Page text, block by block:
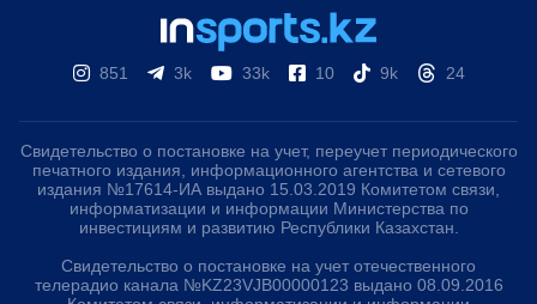
851 3k 33k 10 9k 24
Свидетельство о постановке на учет, переучет периодического
печатного издания, информационного агентства и сетевого
издания №17614-ИА выдано 15.03.2019 Комитетом связи,
информатизации и информации Министерства по
инвестициям и развитию Республики Казахстан.
Свидетельство о постановке на учет отечественного
телерадио канала №KZ23VJB00000123 выдано 08.09.2016